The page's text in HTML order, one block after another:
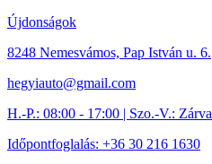
Újdonságok
8248 Nemesvámos, Pap István u. 6.
hegyiauto@gmail.com
H.-P.: 08:00 - 17:00 | Szo.-V.: Zárva
Időpontfoglalás: +36 30 216 1630